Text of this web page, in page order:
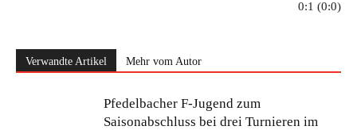
0:1 (0:0)
Verwandte Artikel Mehr vom Autor
Pfedelbacher F-Jugend zum
Saisonabschluss bei drei Turnieren im